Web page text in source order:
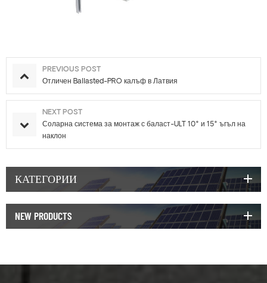
PREVIOUS POST
Отличен Ballasted-PRO калъф в Латвия
NEXT POST
Соларна система за монтаж с баласт-ULT 10° и 15° ъгъл на
наклон
КАТЕГОРИИ
NEW PRODUCTS